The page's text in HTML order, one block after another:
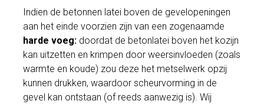
Indien de betonnen latei boven de gevelopeningen
aan het einde voorzien zijn van een zogenaamde
harde voeg: doordat de betonlatei boven het kozijn
kan uitzetten en krimpen door weersinvloeden (zoals
warmte en koude) zou deze het metselwerk opzij
kunnen drukken, waardoor scheurvorming in de
gevel kan ontstaan (of reeds aanwezig is). Wij